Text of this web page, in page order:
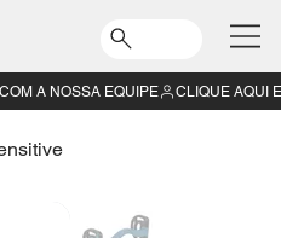
A NOSSA EQUIPE